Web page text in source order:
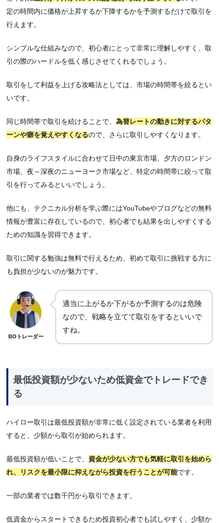
定の時間内に価格が上昇するか下降するかを予測するだけで取引を
行えます。
シンプルな仕組みなので、初心者にとって非常に理解しやすく、取
引の際のハードルを低く感じさせてくれるでしょう。
取引をして利益を上げる攻略法としては、市場の時間帯を絞るとい
いです。
同じ時間帯で取引を続けることで、 為替レートの動きに対するパタ
ーンや癖を覚えやすくなるので、さらに取引しやすくなります。
自身のライフスタイルに合わせて日中の東京市場、夕方のロンドン
市場、夜～深夜のニューヨーク市場など、特定の時間帯に絞って取
引を行ってみるといいでしょう。
他にも、テクニカル分析を学ぶ際にはYouTubeやブログなどの無料
情報が豊富に存在しているので、初心者でも結果を出しやすくする
ための知識を習得できます。
取引に関する勉強は無料で行えるため、初めて取引に挑戦する方に
も負担が少ないのが魅力です。
BOトレーダー
適当に上がるか下がるか予測するのは危険
なので、戦略を立てて取引をするといいで
すね。
最低投資額が少ないため低資金でトレードでき
る
ハイロー取引は最低投資額が非常に低く設定されている業者を利用
すると、少額から取引が始められます。
最低投資額が低いことで、 資金が少ない方でも気軽に取引を始めら
れ、リスクを最小限に抑えながら投資を行うことが可能です。
一部の業者では数千円から取引できます。
低資金からスタートできるため投資初心者でも試しやすく、少額か